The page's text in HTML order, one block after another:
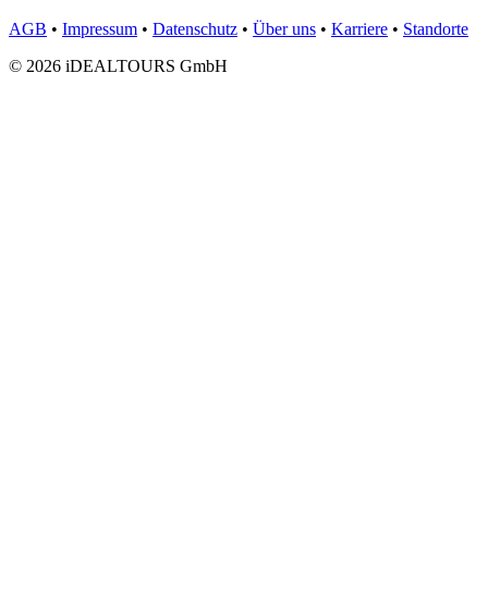
AGB • Impressum • Datenschutz • Über uns • Karriere • Standorte
© 2026 iDEALTOURS GmbH